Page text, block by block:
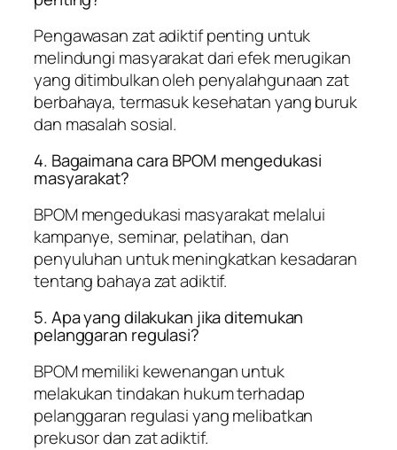
Pengawasan zat adiktif penting untuk
melindungi masyarakat dari efek merugikan
yang ditimbulkan oleh penyalahgunaan zat
berbahaya, termasuk kesehatan yang buruk
dan masalah sosial.
4. Bagaimana cara BPOM mengedukasi
masyarakat?
BPOM mengedukasi masyarakat melalui
kampanye, seminar, pelatihan, dan
penyuluhan untuk meningkatkan kesadaran
tentang bahaya zat adiktif.
5. Apa yang dilakukan jika ditemukan
pelanggaran regulasi?
BPOM memiliki kewenangan untuk
melakukan tindakan hukum terhadap
pelanggaran regulasi yang melibatkan
prekusor dan zat adiktif.